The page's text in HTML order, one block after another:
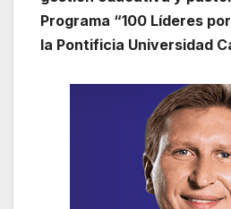
Programa “100 Líderes
la Pontificia Universidad